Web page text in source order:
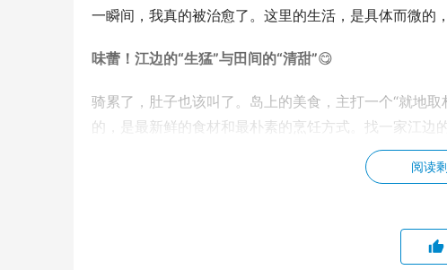
一瞬间，我真的被治愈了。这里的生活，是具体而微的
味蕾！江边的“生猛”与田间的“清甜”😋
骑累了，肚子也该叫了。岛上的美食，主打一个“就地
的，是最新鲜的食材和最朴素的烹饪方式。找一家江边
肉的鲜甜，是你在城里任何一家高级餐厅都吃不到的“
着一股子阳光的香气。我当时还点了一份本地特色的
阅读